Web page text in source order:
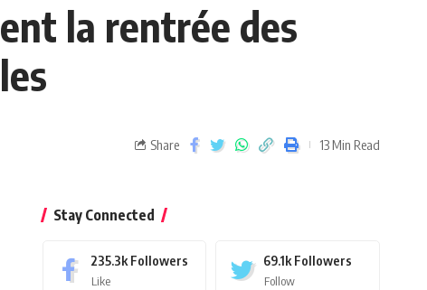
la rentrée des
Share 13 Min Read
Stay Connected
235.3k Followers
Like
69.1k Followers
Follow